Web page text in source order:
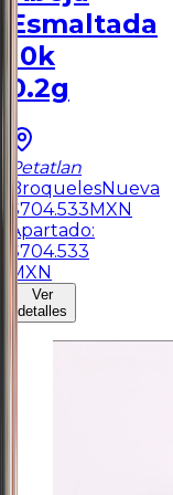
Esmaltada
10k
0.2g
Petatlan
BroquelesNueva
$704.533 MXN
Apartado:
$704.533
MXN
Ver
detalles